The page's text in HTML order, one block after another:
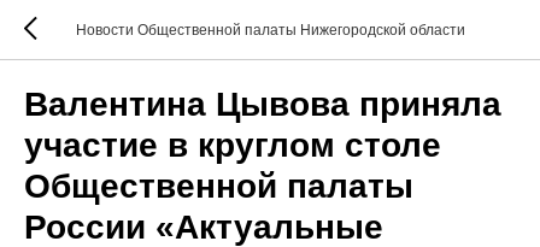
Новости Общественной палаты Нижегородской области
Валентина Цывова приняла
участие в круглом столе
Общественной палаты
России «Актуальные